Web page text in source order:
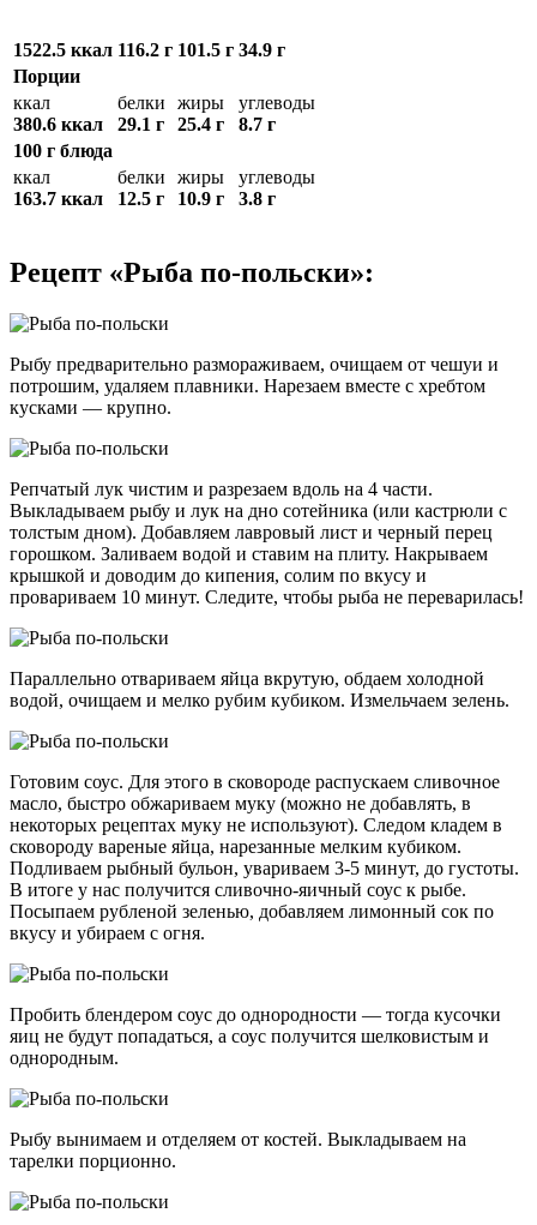
1522.5 ккал 116.2 г 101.5 г 34.9 г
Порции
ккал
380.6 ккал
белки
29.1 г
жиры
25.4 г
углеводы
8.7 г
100 г блюда
ккал
163.7 ккал
белки
12.5 г
жиры
10.9 г
углеводы
3.8 г
Рецепт «Рыба по-польски»:
Рыбу предварительно размораживаем, очищаем от чешуи и
потрошим, удаляем плавники. Нарезаем вместе с хребтом
кусками — крупно.
Репчатый лук чистим и разрезаем вдоль на 4 части.
Выкладываем рыбу и лук на дно сотейника (или кастрюли с
толстым дном). Добавляем лавровый лист и черный перец
горошком. Заливаем водой и ставим на плиту. Накрываем
крышкой и доводим до кипения, солим по вкусу и
провариваем 10 минут. Следите, чтобы рыба не переварилась!
Параллельно отвариваем яйца вкрутую, обдаем холодной
водой, очищаем и мелко рубим кубиком. Измельчаем зелень.
Готовим соус. Для этого в сковороде распускаем сливочное
масло, быстро обжариваем муку (можно не добавлять, в
некоторых рецептах муку не используют). Следом кладем в
сковороду вареные яйца, нарезанные мелким кубиком.
Подливаем рыбный бульон, увариваем 3-5 минут, до густоты.
В итоге у нас получится сливочно-яичный соус к рыбе.
Посыпаем рубленой зеленью, добавляем лимонный сок по
вкусу и убираем с огня.
Пробить блендером соус до однородности — тогда кусочки
яиц не будут попадаться, а соус получится шелковистым и
однородным.
Рыбу вынимаем и отделяем от костей. Выкладываем на
тарелки порционно.